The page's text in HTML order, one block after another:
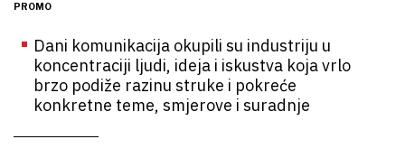
PROMO
Dani komunikacija okupili su industriju u
koncentraciji ljudi, ideja i iskustva koja vrlo
brzo podiže razinu struke i pokreće
konkretne teme, smjerove i suradnje